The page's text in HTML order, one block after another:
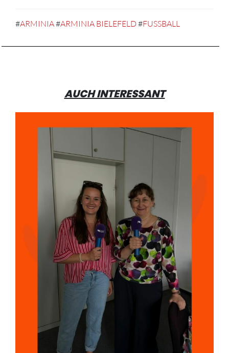
#ARMINIA#ARMINIA BIELEFELD#FUSSBALL
AUCH INTERESSANT